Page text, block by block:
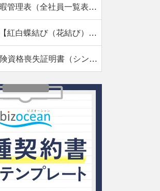
有給休暇管理表（全社員一覧表版）・横【見本付き】
熨斗紙【紅白蝶結び（花結び）・水引7本】・Excel
健康保険資格喪失証明書（シンプル表形式版）・Excel【見本付き】